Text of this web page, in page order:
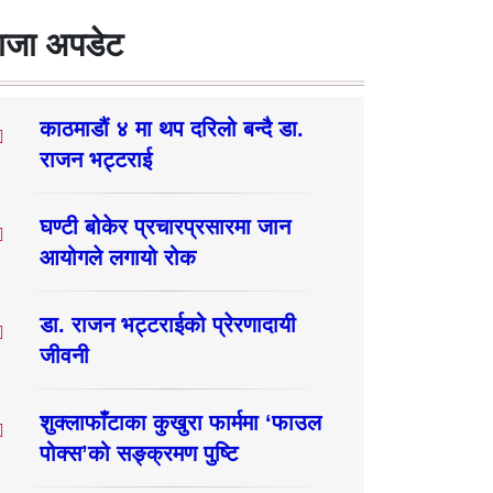
अपडेट
काठमाडौं ४ मा थप दरिलो बन्दै डा.
राजन भट्टराई
घण्टी बोकेर प्रचारप्रसारमा जान
आयोगले लगायो रोक
डा. राजन भट्टराईको प्रेरणादायी
जीवनी
शुक्लाफाँटाका कुखुरा फार्ममा ‘फाउल
पोक्स’को सङ्क्रमण पुष्टि